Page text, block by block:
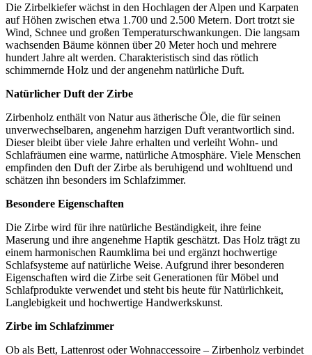
Die Zirbelkiefer wächst in den Hochlagen der Alpen und Karpaten
auf Höhen zwischen etwa 1.700 und 2.500 Metern. Dort trotzt sie
Wind, Schnee und großen Temperaturschwankungen. Die langsam
wachsenden Bäume können über 20 Meter hoch und mehrere
hundert Jahre alt werden. Charakteristisch sind das rötlich
schimmernde Holz und der angenehm natürliche Duft.
Natürlicher Duft der Zirbe
Zirbenholz enthält von Natur aus ätherische Öle, die für seinen
unverwechselbaren, angenehm harzigen Duft verantwortlich sind.
Dieser bleibt über viele Jahre erhalten und verleiht Wohn- und
Schlafräumen eine warme, natürliche Atmosphäre. Viele Menschen
empfinden den Duft der Zirbe als beruhigend und wohltuend und
schätzen ihn besonders im Schlafzimmer.
Besondere Eigenschaften
Die Zirbe wird für ihre natürliche Beständigkeit, ihre feine
Maserung und ihre angenehme Haptik geschätzt. Das Holz trägt zu
einem harmonischen Raumklima bei und ergänzt hochwertige
Schlafsysteme auf natürliche Weise. Aufgrund ihrer besonderen
Eigenschaften wird die Zirbe seit Generationen für Möbel und
Schlafprodukte verwendet und steht bis heute für Natürlichkeit,
Langlebigkeit und hochwertige Handwerkskunst.
Zirbe im Schlafzimmer
Ob als Bett, Lattenrost oder Wohnaccessoire – Zirbenholz verbindet